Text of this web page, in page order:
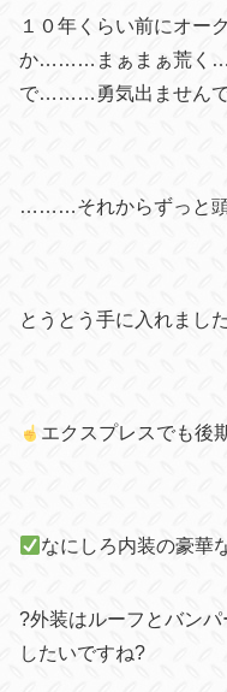
１０年くらい前にオー
か………まぁまぁ荒く
で………勇気出ません
………それからずっと頭
とうとう手に入れました
エクスプレスでも後
なにしろ内装の豪華
?外装はルーフとバン
したいですね?